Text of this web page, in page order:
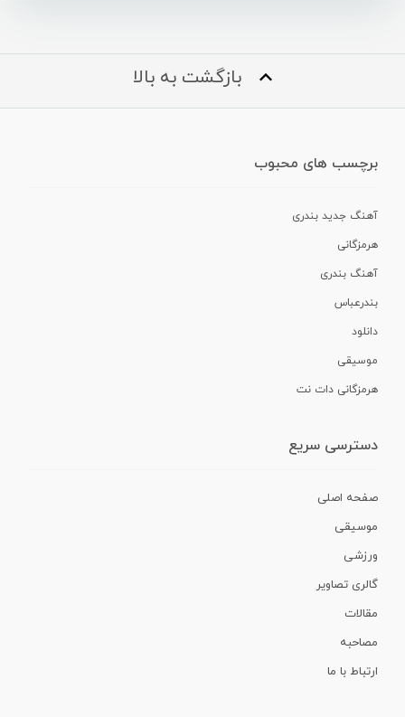
بازگشت به بالا
برچسب های محبوب
آهنگ جدید بندری
هرمزگانی
آهنگ بندری
بندرعباس
دانلود
موسیقی
هرمزگانی دات نت
دسترسی سریع
صفحه اصلی
موسیقی
ورزشی
گالری تصاویر
مقالات
مصاحبه
ارتباط با ما